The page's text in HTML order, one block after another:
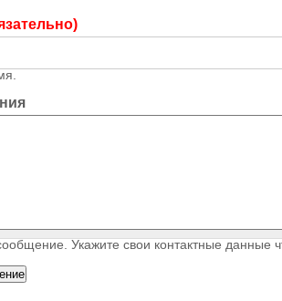
Укажите свои контактные данные